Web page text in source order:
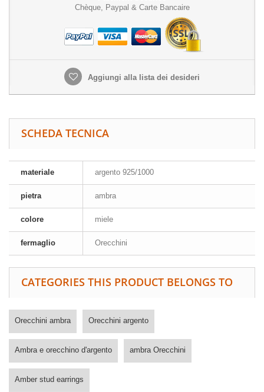
Chèque, Paypal & Carte Bancaire
Aggiungi alla lista dei desideri
SCHEDA TECNICA
materiale argento 925/1000
pietra ambra
colore miele
fermaglio Orecchini
CATEGORIES THIS PRODUCT BELONGS TO
Orecchini ambra Orecchini argento
Ambra e orecchino d'argento ambra Orecchini
Amber stud earrings